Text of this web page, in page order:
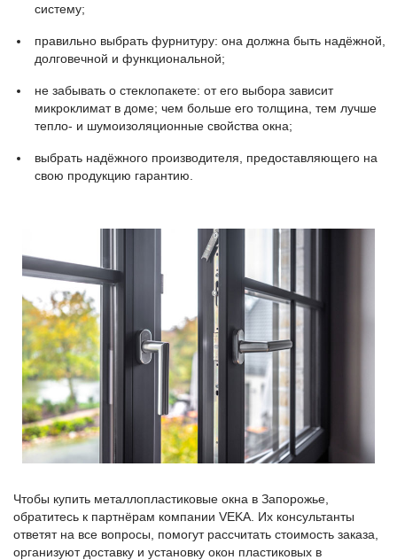
систему;
правильно выбрать фурнитуру: она должна быть надёжной,
долговечной и функциональной;
не забывать о стеклопакете: от его выбора зависит
микроклимат в доме; чем больше его толщина, тем лучше
тепло- и шумоизоляционные свойства окна;
выбрать надёжного производителя, предоставляющего на
свою продукцию гарантию.
Чтобы купить металлопластиковые окна в Запорожье,
обратитесь к партнёрам компании VEKA. Их консультанты
ответят на все вопросы, помогут рассчитать стоимость заказа,
организуют доставку и установку окон пластиковых в